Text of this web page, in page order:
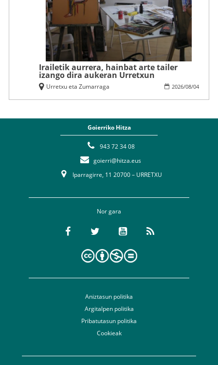
Irailetik aurrera, hainbat arte tailer
izango dira aukeran Urretxun
2026/08/04
Urretxu eta Zumarraga
Goierriko Hitza
943 72 34 08
goierri@hitza.eus
Iparragirre, 11 20700 – URRETXU
Nor gara
Aniztasun politika
Argitalpen politika
Pribatutasun politika
Cookieak